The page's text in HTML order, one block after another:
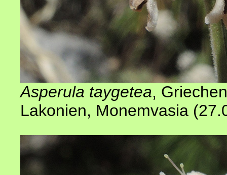
Asperula taygetea,
Lakonien, Monemvasia